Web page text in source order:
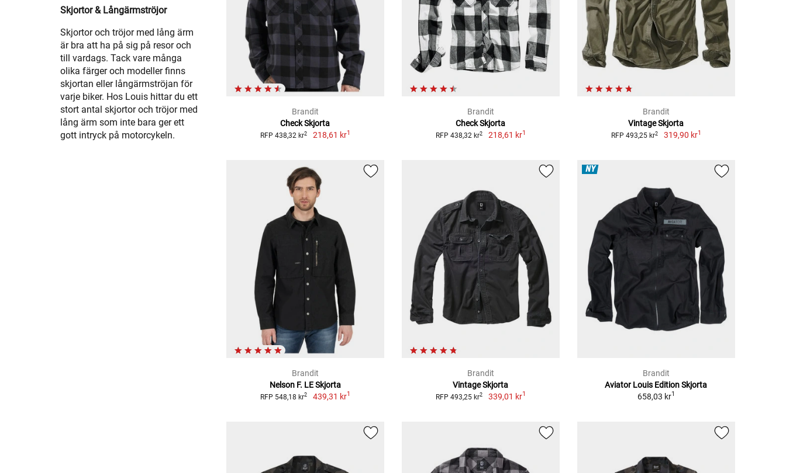
Skjortor & Långärmströjor
Skjortor och tröjor med lång ärm
är bra att ha på sig på resor och
till vardags. Tack vare många
olika färger och modeller finns
skjortan eller långärmströjan för
varje biker. Hos Louis hittar du ett
stort antal skjortor och tröjor med
lång ärm som inte bara ger ett
gott intryck på motorcykeln.
Brandit
Check Skjorta
RFP 438,32 kr2 218,61 kr1
Brandit
Check Skjorta
RFP 438,32 kr2 218,61 kr1
Brandit
Vintage Skjorta
RFP 493,25 kr2 319,90 kr1
Brandit
Nelson F. LE Skjorta
RFP 548,18 kr2 439,31 kr1
Brandit
Vintage Skjorta
RFP 493,25 kr2 339,01 kr1
NY
Brandit
Aviator Louis Edition Skjorta
658,03 kr1